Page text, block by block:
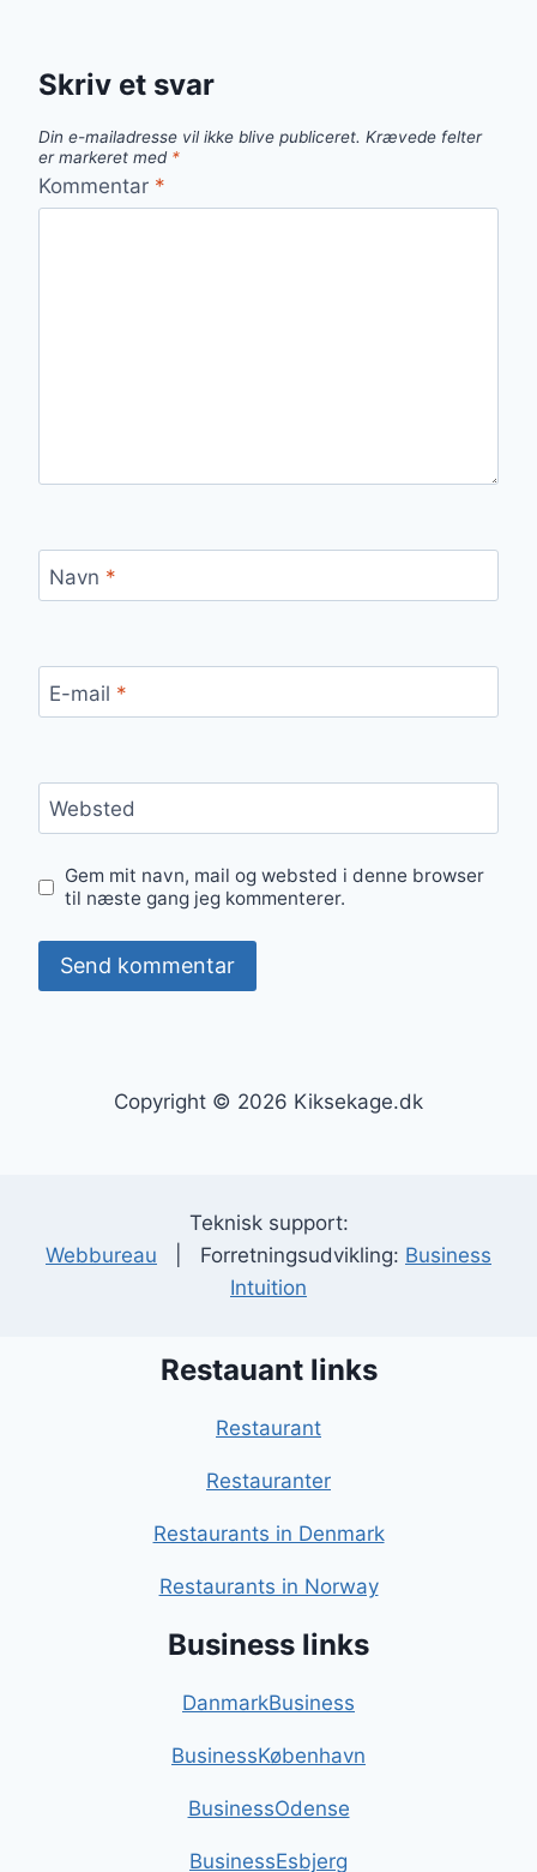
Skriv et svar
Din e-mailadresse vil ikke blive publiceret. Krævede felter
er markeret med *
Kommentar *
Navn *
E-mail *
Websted
Gem mit navn, mail og websted i denne browser
til næste gang jeg kommenterer.
Copyright © 2026 Kiksekage.dk
Teknisk support:
Webbureau | Forretningsudvikling: Business
Intuition
Restauant links
Restaurant
Restauranter
Restaurants in Denmark
Restaurants in Norway
Business links
DanmarkBusiness
BusinessKøbenhavn
BusinessOdense
BusinessEsbjerg